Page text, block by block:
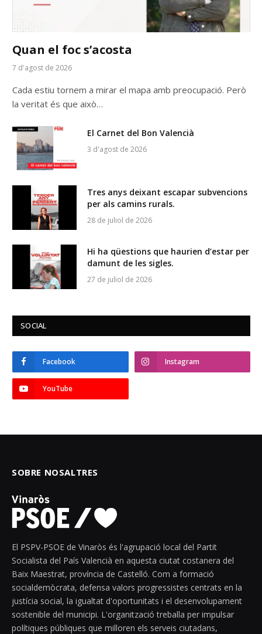
Quan el foc s’acosta
7 d'agost de 2026
Cada estiu tornem a mirar el mapa amb preocupació. Però
la veritat és que això…
El Carnet del Bon Valencià
3 d'agost de 2026
Tres anys deixant escapar subvencions
per als camins rurals.
28 de juliol de 2026
Hi ha qüestions que haurien d’estar per
damunt de les sigles.
27 de juliol de 2026
SOCIAL
Facebook Instagram
YouTube
SOBRE NOSALTRES
El PSPV-PSOE de Vinaròs és l'agrupació local del Partit
Socialista del País Valencià en aquesta ciutat costanera del
Baix Maestrat, província de Castelló. Com a formació
socialdemòcrata, defensa valors progressistes centrats en la
justícia social, la igualtat d'oportunitats i el desenvolupament
sostenible del municipi. L'organització treballa per impulsar
polítiques públiques que milloren els serveis ciutadans,